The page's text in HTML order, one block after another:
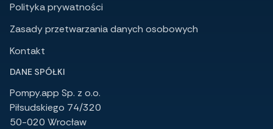
Polityka prywatności
Zasady przetwarzania danych osobowych
Kontakt
DANE SPÓŁKI
Pompy.app Sp. z o.o.
Piłsudskiego 74/320
50-020 Wrocław